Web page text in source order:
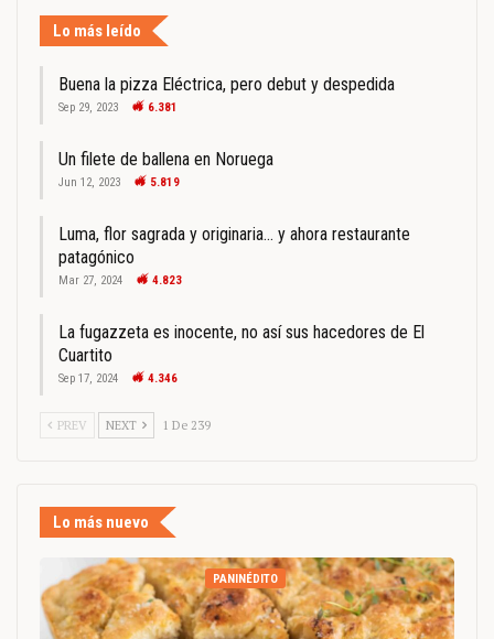
Lo más leído
Buena la pizza Eléctrica, pero debut y despedida
Sep 29, 2023 6.381
Un filete de ballena en Noruega
Jun 12, 2023 5.819
Luma, flor sagrada y originaria… y ahora restaurante
patagónico
Mar 27, 2024 4.823
La fugazzeta es inocente, no así sus hacedores de El
Cuartito
Sep 17, 2024 4.346
PREV NEXT 1 De 239
Lo más nuevo
PANINÉDITO